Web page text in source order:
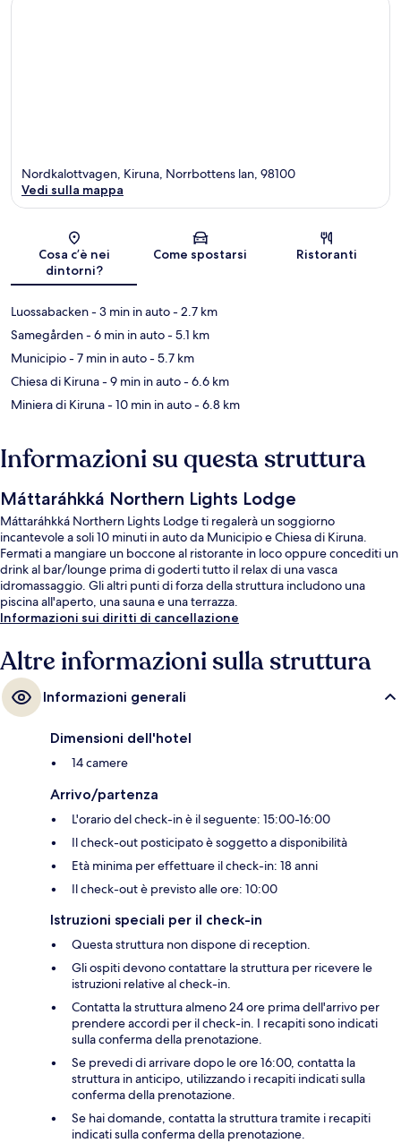
Mappa
Nordkalottvagen, Kiruna, Norrbottens lan, 98100
Vedi sulla mappa
Cosa c’è nei
dintorni?
Come spostarsi Ristoranti
Luossabacken- 3 min in auto- 2.7 km
Samegården- 6 min in auto- 5.1 km
Municipio- 7 min in auto- 5.7 km
Chiesa di Kiruna- 9 min in auto- 6.6 km
Miniera di Kiruna- 10 min in auto- 6.8 km
Informazioni su questa struttura
Máttaráhkká Northern Lights Lodge
Máttaráhkká Northern Lights Lodge ti regalerà un soggiorno
incantevole a soli 10 minuti in auto da Municipio e Chiesa di Kiruna.
Fermati a mangiare un boccone al ristorante in loco oppure concediti un
drink al bar/lounge prima di goderti tutto il relax di una vasca
idromassaggio. Gli altri punti di forza della struttura includono una
piscina all'aperto, una sauna e una terrazza.
Informazioni sui diritti di cancellazione
Altre informazioni sulla struttura
Informazioni generali
Dimensioni dell'hotel
14 camere
Arrivo/partenza
L'orario del check-in è il seguente: 15:00-16:00
Il check-out posticipato è soggetto a disponibilità
Età minima per effettuare il check-in: 18 anni
Il check-out è previsto alle ore: 10:00
Istruzioni speciali per il check-in
Questa struttura non dispone di reception.
Gli ospiti devono contattare la struttura per ricevere le
istruzioni relative al check-in.
Contatta la struttura almeno 24 ore prima dell'arrivo per
prendere accordi per il check-in. I recapiti sono indicati
sulla conferma della prenotazione.
Se prevedi di arrivare dopo le ore 16:00, contatta la
struttura in anticipo, utilizzando i recapiti indicati sulla
conferma della prenotazione.
Se hai domande, contatta la struttura tramite i recapiti
indicati sulla conferma della prenotazione.